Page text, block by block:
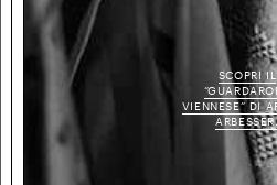
SCOPRI IL
VIENNESE” DI